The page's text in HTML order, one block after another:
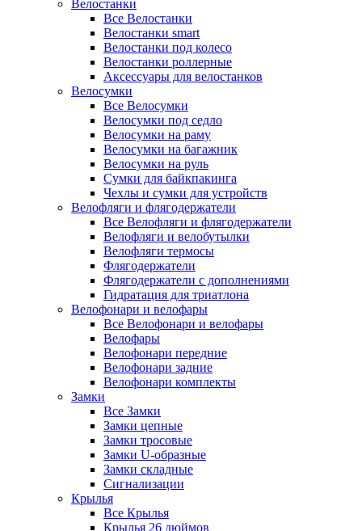
Велостанки
Все Велостанки
Велостанки smart
Велостанки под колесо
Велостанки роллерные
Аксессуары для велостанков
Велосумки
Все Велосумки
Велосумки под седло
Велосумки на раму
Велосумки на багажник
Велосумки на руль
Сумки для байкпакинга
Чехлы и сумки для устройств
Велофляги и флягодержатели
Все Велофляги и флягодержатели
Велофляги и велобутылки
Велофляги термосы
Флягодержатели
Флягодержатели с дополнениями
Гидратация для триатлона
Велофонари и велофары
Все Велофонари и велофары
Велофары
Велофонари передние
Велофонари задние
Велофонари комплекты
Замки
Все Замки
Замки цепные
Замки тросовые
Замки U-образные
Замки складные
Сигнализации
Крылья
Все Крылья
Крылья 26 дюймов